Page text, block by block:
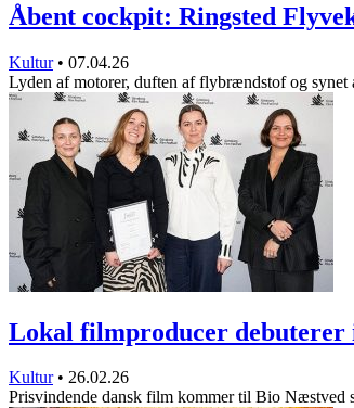
Åbent cockpit: Ringsted
Kultur • 07.04.26
Lyden af motorer, duften af flybrændstof og
Lokal filmproducer debuterer
Kultur • 26.02.26
Prisvindende dansk film kommer til Bio Næstved